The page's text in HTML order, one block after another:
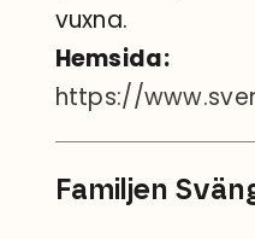
vuxna.
Hemsida:
https://
Familjen